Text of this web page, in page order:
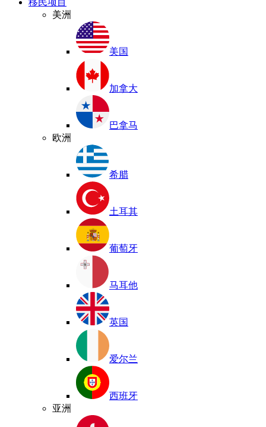
移民项目
美洲
美国
加拿大
巴拿马
欧洲
希腊
土耳其
葡萄牙
马耳他
英国
爱尔兰
西班牙
亚洲